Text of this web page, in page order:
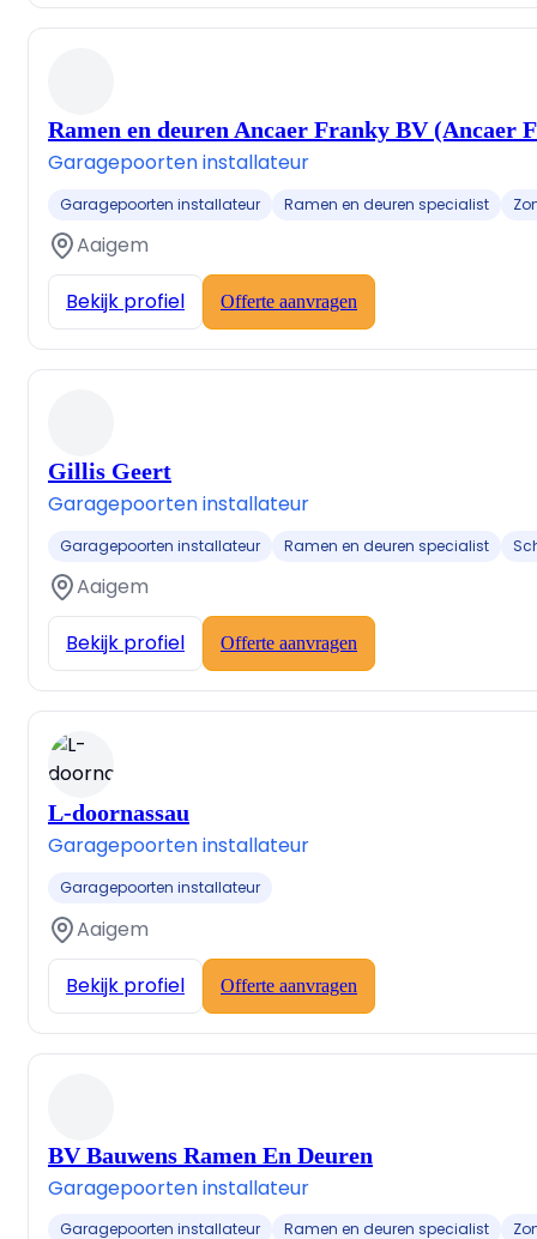
Ramen en deuren Ancaer Franky BV (Ancaer
Garagepoorten installateur
Garagepoorten installateur Ramen en deuren specialist
Aaigem
Bekijk profiel Offerte aanvragen
Gillis Geert
Garagepoorten installateur
Garagepoorten installateur Ramen en deuren specialist
Aaigem
Bekijk profiel Offerte aanvragen
L-doornassau
Garagepoorten installateur
Garagepoorten installateur
Aaigem
Bekijk profiel Offerte aanvragen
BV Bauwens Ramen En Deuren
Garagepoorten installateur
Garagepoorten installateur Ramen en deuren specialist